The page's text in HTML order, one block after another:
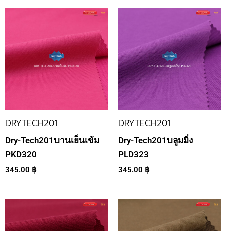
DRYTECH201
Dry-Tech201บานเย็นเข้ม
PKD320
345.00 ฿
DRYTECH201
Dry-Tech201บลูมมิ่ง
PLD323
345.00 ฿